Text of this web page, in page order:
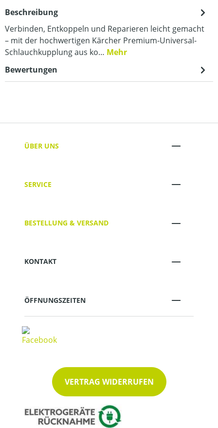
Beschreibung
Verbinden, Entkoppeln und Reparieren leicht gemacht
– mit der hochwertigen Kärcher Premium-Universal-
Schlauchkupplung aus ko… Mehr
Bewertungen
ÜBER UNS
SERVICE
BESTELLUNG & VERSAND
KONTAKT
ÖFFNUNGSZEITEN
VERTRAG WIDERRUFEN